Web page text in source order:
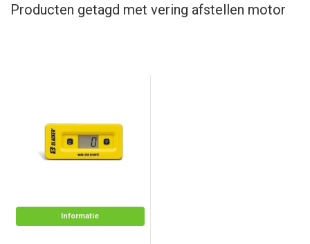
Producten getagd met vering afstellen motor
Informatie